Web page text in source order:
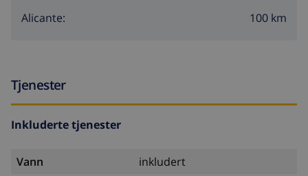
Alicante: 100 km
Tjenester
Inkluderte tjenester
Vann
inkludert